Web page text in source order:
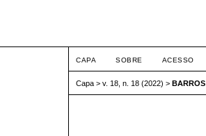
CAPA SOBRE ACESSO
Capa > v. 18, n. 18 (2022) > BARROS